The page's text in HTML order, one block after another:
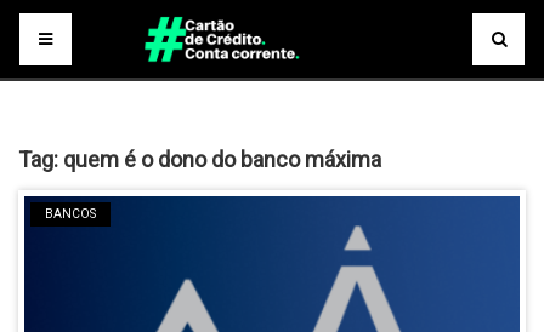
Tag: quem é o dono do banco máxima
BANCOS